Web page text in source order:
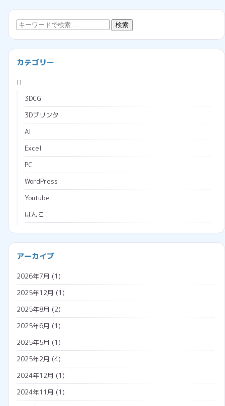
検
索:
検索
カテゴリー
IT
3DCG
3Dプリンタ
AI
Excel
PC
WordPress
Youtube
はんこ
ブラウザ
メタバース
広告収入
会社経営
勤怠管理システム
名義変更
税金
調査票
外国人雇用
外国人の年金
外国人の雇用方法
技人国
アーカイブ
2026年7月 (1)
2025年12月 (1)
2025年8月 (2)
2025年6月 (1)
2025年5月 (1)
2025年2月 (4)
2024年12月 (1)
2024年11月 (1)